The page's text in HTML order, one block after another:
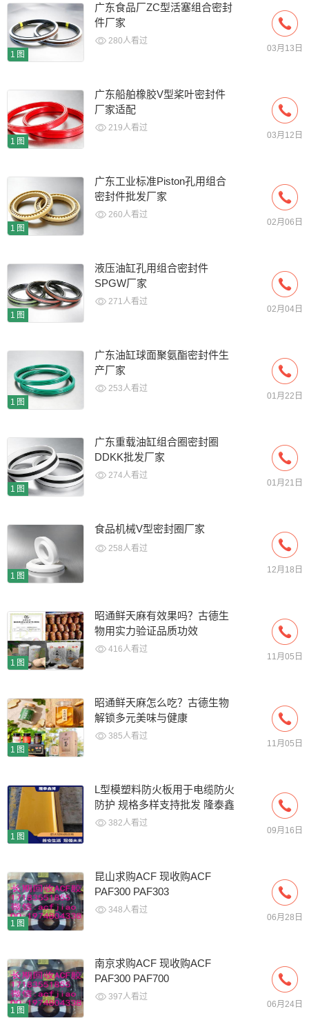
1图
广东食品厂ZC型活塞组合密封
件厂家
280人看过
03月13日
1图
广东船舶橡胶V型桨叶密封件
厂家适配
219人看过
03月12日
1图
广东工业标准Piston孔用组合
密封件批发厂家
260人看过
02月06日
1图
液压油缸孔用组合密封件
SPGW厂家
271人看过
02月04日
1图
广东油缸球面聚氨酯密封件生
产厂家
253人看过
01月22日
1图
广东重载油缸组合圈密封圈
DDKK批发厂家
274人看过
01月21日
1图
食品机械V型密封圈厂家
258人看过
12月18日
1图
昭通鲜天麻有效果吗？古德生
物用实力验证品质功效
416人看过
11月05日
1图
昭通鲜天麻怎么吃？古德生物
解锁多元美味与健康
385人看过
11月05日
1图
L型模塑料防火板用于电缆防火
防护 规格多样支持批发 隆泰鑫
博 382人看过
09月16日
1图
昆山求购ACF 现收购ACF
PAF300 PAF303
348人看过
06月28日
1图
南京求购ACF 现收购ACF
PAF300 PAF700
397人看过
06月24日